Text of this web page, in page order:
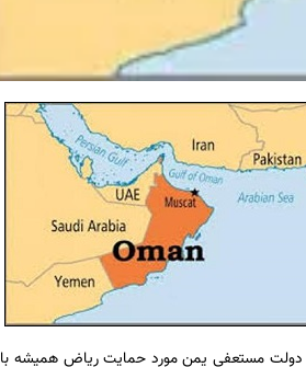
دولت مستعفی یمن مورد حمایت ریاض همیشه با